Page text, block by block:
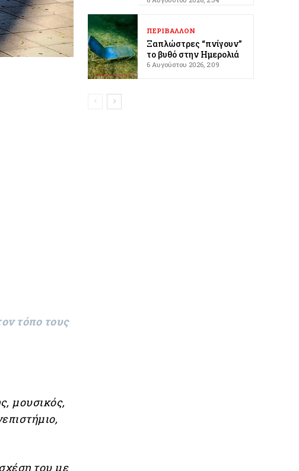
τόπο τους
μουσικός,
του με
Ξαπλώστρες “πνίγουν”
το βυθό στην Ημερολιά
6 Αυγούστου 2026, 2:09